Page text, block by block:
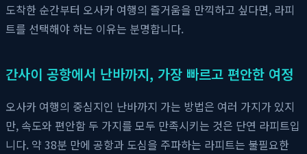
도착한 순간부터 오사카 여행의 즐거움을 만끽하고 싶다면, 라피
트를 선택해야 하는 이유는 분명합니다.
간사이 공항에서 난바까지, 가장 빠르고 편안한 여정
오사카 여행의 중심지인 난바까지 가는 방법은 여러 가지가 있지
만, 속도와 편안함 두 가지를 모두 만족시키는 것은 단연 라피트입
니다. 약 38분 만에 공항과 도심을 주파하는 라피트는 불필요한